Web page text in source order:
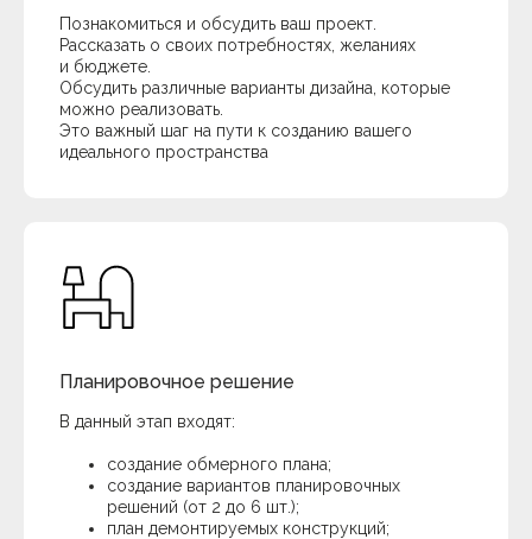
Познакомиться и обсудить ваш проект.
Рассказать о своих потребностях, желаниях
и бюджете.
Обсудить различные варианты дизайна, которые
можно реализовать.
Это важный шаг на пути к созданию вашего
идеального пространства
Планировочное решение
В данный этап входят:
создание обмерного плана;
создание вариантов планировочных
решений (от 2 до 6 шт.);
план демонтируемых конструкций;